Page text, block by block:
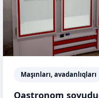
Maşınları, avadanlıqları
Qastronom